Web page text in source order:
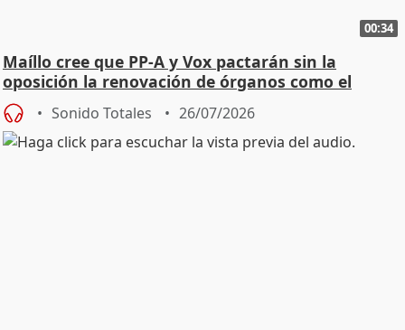
00:34
Maíllo cree que PP-A y Vox pactarán sin la
oposición la renovación de órganos como el
Defensor
Sonido Totales 26/07/2026